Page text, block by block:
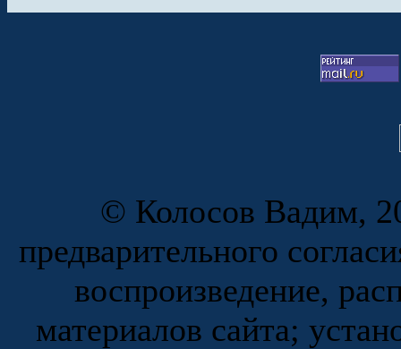
© Колосов Вадим,
предварительного
воспроизведение,
материалов сайта;